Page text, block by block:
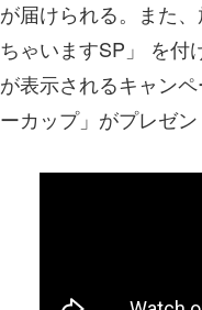
が届けられる。また
ちゃいますSP」 を付
が表示されるキャン
ーカップ」がプレゼン